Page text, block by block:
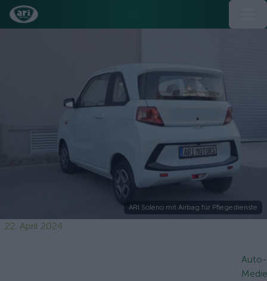
ARI Soleno mit Airbag für Pflegedienste
22. April 2024
Auto-